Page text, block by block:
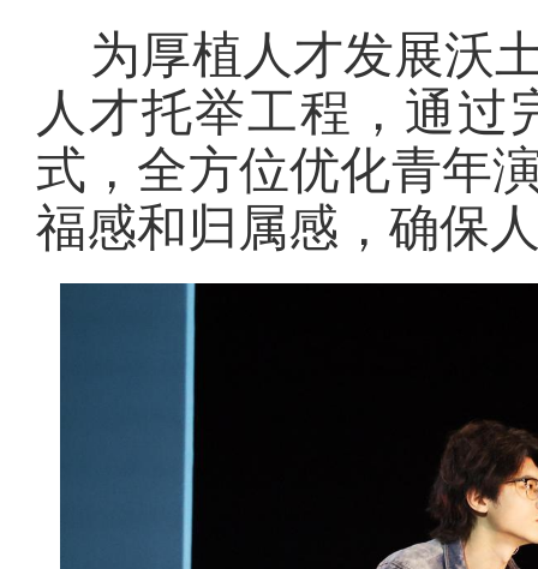
为厚植人才发展沃
人才托举工程，通
式，全方位优化青年
福感和归属感，确保